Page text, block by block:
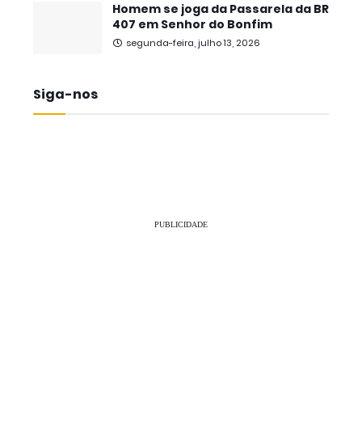
Homem se joga da Passarela da BR
407 em Senhor do Bonfim
segunda-feira, julho 13, 2026
Siga-nos
PUBLICIDADE